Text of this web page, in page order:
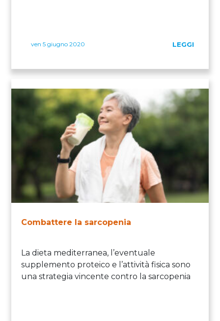
ven 5 giugno 2020 LEGGI
Combattere la sarcopenia
La dieta mediterranea, l’eventuale
supplemento proteico e l’attività fisica sono
una strategia vincente contro la sarcopenia